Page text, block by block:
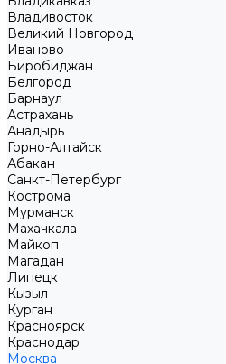
Владивосток
Великий Новгород
Иваново
Биробиджан
Белгород
Барнаул
Астрахань
Анадырь
Горно-Алтайск
Абакан
Санкт-Петербург
Кострома
Мурманск
Махачкала
Майкоп
Магадан
Липецк
Кызыл
Курган
Красноярск
Краснодар
Москва